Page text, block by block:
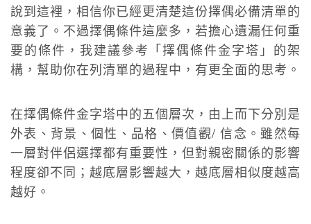
說到這裡，相信你已經更清楚這份擇偶必備清單的
意義了。不過擇偶條件這麼多，若擔心遺漏任何重
要的條件，我建議參考「擇偶條件金字塔」的架
構，幫助你在列清單的過程中，有更全面的思考。
在擇偶條件金字塔中的五個層次，由上而下分別是
外表、背景、個性、品格、價值觀/ 信念。雖然每
一層對伴侶選擇都有重要性，但對親密關係的影響
程度卻不同；越底層影響越大，越底層相似度越高
越好。